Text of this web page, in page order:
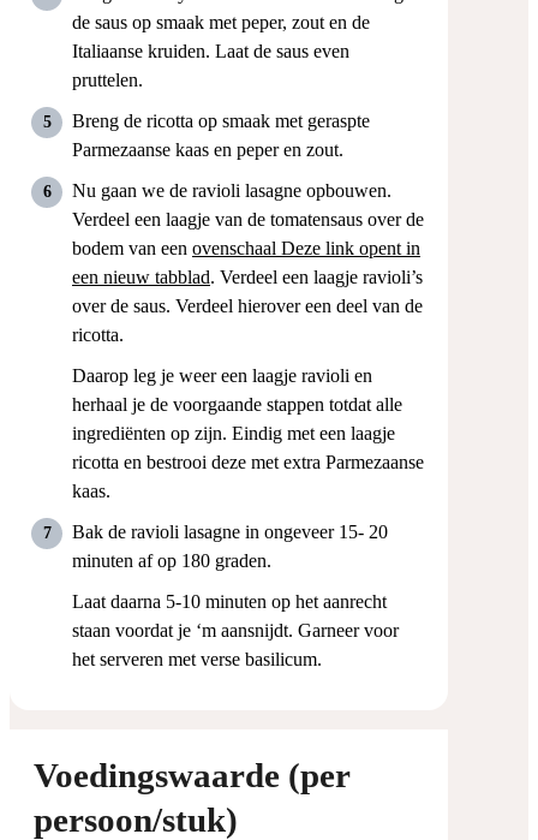
de saus op smaak met peper, zout en de
Italiaanse kruiden. Laat de saus even
pruttelen.
Breng de ricotta op smaak met geraspte
Parmezaanse kaas en peper en zout.
Nu gaan we de ravioli lasagne opbouwen.
Verdeel een laagje van de tomatensaus over de
bodem van een ovenschaal Deze link opent in
een nieuw tabblad. Verdeel een laagje ravioli’s
over de saus. Verdeel hierover een deel van de
ricotta.
Daarop leg je weer een laagje ravioli en
herhaal je de voorgaande stappen totdat alle
ingrediënten op zijn. Eindig met een laagje
ricotta en bestrooi deze met extra Parmezaanse
kaas.
Bak de ravioli lasagne in ongeveer 15- 20
minuten af op 180 graden.
Laat daarna 5-10 minuten op het aanrecht
staan voordat je ‘m aansnijdt. Garneer voor
het serveren met verse basilicum.
Voedingswaarde (per
persoon/stuk)